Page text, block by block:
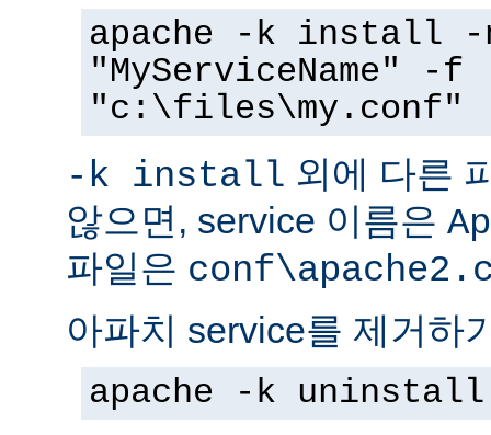
apache -k install -
"MyServiceName" -f
"c:\files\my.conf"
-k install 외에 다른
않으면, service 이름은
파일은
아파치 service를 제거하
apache -k uninstall